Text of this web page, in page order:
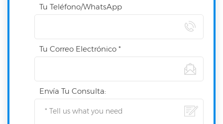
Tu Teléfono/WhatsApp
Tu Correo Electrónico *
Envía Tu Consulta: